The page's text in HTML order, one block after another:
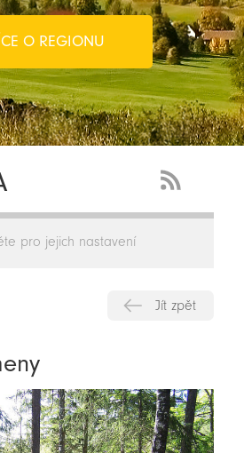
O REGIONU
Feed
pro jejich nastavení
Jít zpět